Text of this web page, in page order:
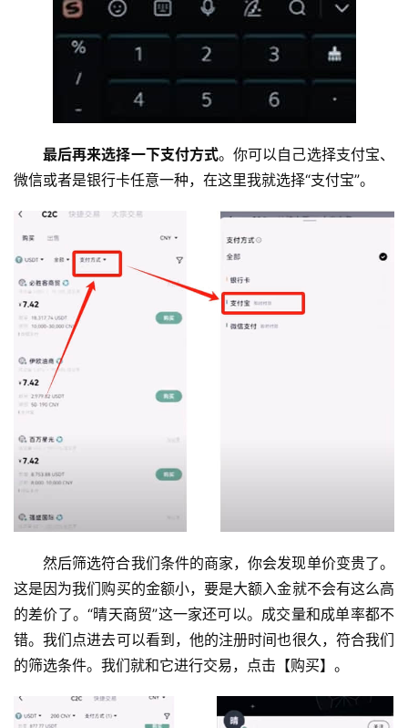
最后再来选择一下支付方式。你可以自己选择支付宝、
微信或者是银行卡任意一种，在这里我就选择“支付宝”。
然后筛选符合我们条件的商家，你会发现单价变贵了。
这是因为我们购买的金额小，要是大额入金就不会有这么高
的差价了。“晴天商贸”这一家还可以。成交量和成单率都不
错。我们点进去可以看到，他的注册时间也很久，符合我们
的筛选条件。我们就和它进行交易，点击【购买】。